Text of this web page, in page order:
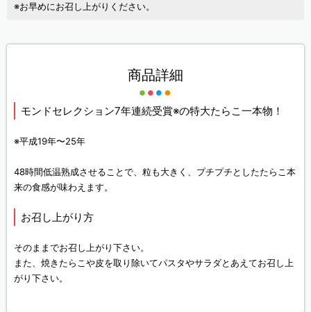
※お早めにお召し上がりください。
商品詳細
モンドセレクション7年連続受賞※の特大たらこ一本物！
※平成19年〜25年
48時間低温熟成させることで、粒も大きく、プチプチとしたたらこ本
来の食感が味わえます。
お召し上がり方
そのままでお召し上がり下さい。
また、焼きたらこや皮を取り除いてパスタやサラダとあえてお召し上
がり下さい。